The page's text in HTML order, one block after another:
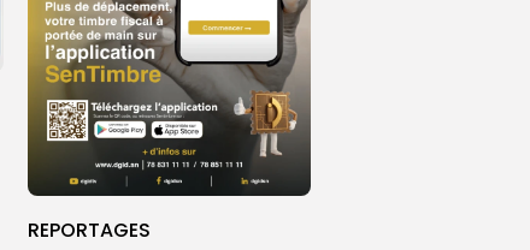
REPORTAGES